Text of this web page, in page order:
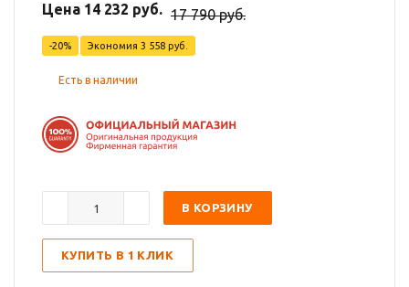
Цена 14 232 руб. 17 790 руб.
-20% Экономия 3 558 руб.
Есть в наличии
В КОРЗИНУ
КУПИТЬ В 1 КЛИК